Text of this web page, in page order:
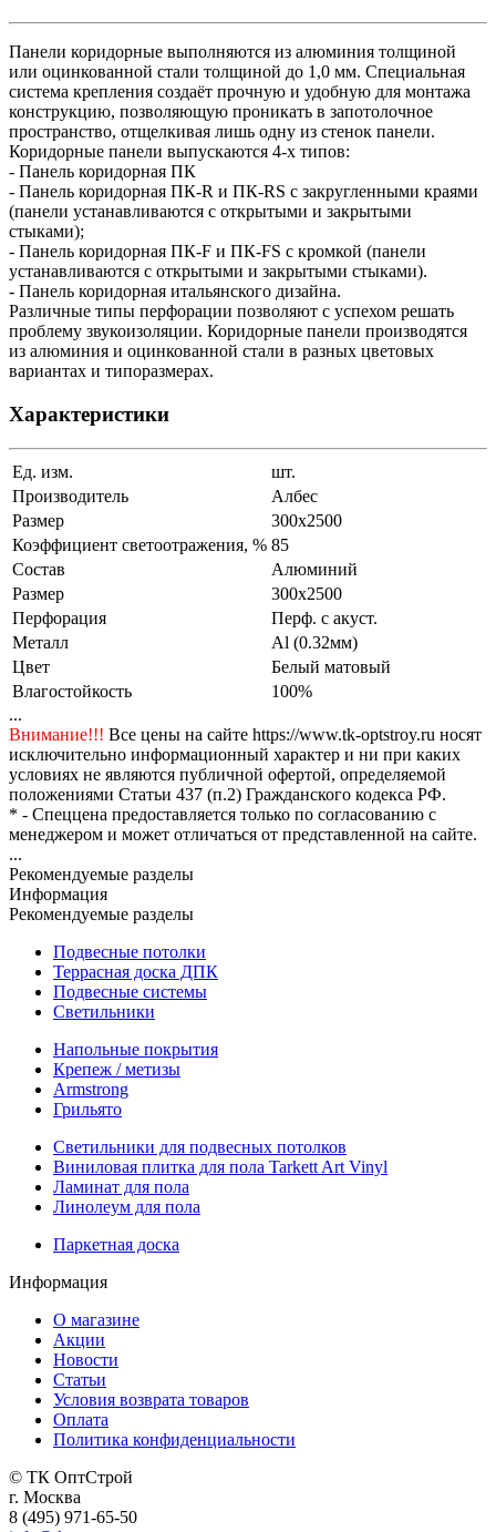
Панели коридорные выполняются из алюминия толщиной
или оцинкованной стали толщиной до 1,0 мм. Специальная
система крепления создаёт прочную и удобную для монтажа
конструкцию, позволяющую проникать в запотолочное
пространство, отщелкивая лишь одну из стенок панели.
Коридорные панели выпускаются 4-х типов:
- Панель коридорная ПК
- Панель коридорная ПК-R и ПК-RS с закругленными краями
(панели устанавливаются с открытыми и закрытыми
стыками);
- Панель коридорная ПК-F и ПК-FS с кромкой (панели
устанавливаются с открытыми и закрытыми стыками).
- Панель коридорная итальянского дизайна.
Различные типы перфорации позволяют с успехом решать
проблему звукоизоляции. Коридорные панели производятся
из алюминия и оцинкованной стали в разных цветовых
вариантах и типоразмерах.
Характеристики
Ед. изм.
шт.
Производитель
Албес
Размер
300x2500
Коэффициент светоотражения, % 85
Состав
Алюминий
Размер
300x2500
Перфорация
Перф. с акуст.
Металл
Al (0.32мм)
Цвет
Белый матовый
Влагостойкость
100%
...
Внимание!!! Все цены на сайте https://www.tk-optstroy.ru носят
исключительно информационный характер и ни при каких
условиях не являются публичной офертой, определяемой
положениями Статьи 437 (п.2) Гражданского кодекса РФ.
* - Спеццена предоставляется только по согласованию с
менеджером и может отличаться от представленной на сайте.
...
Рекомендуемые разделы
Информация
Рекомендуемые разделы
Подвесные потолки
Террасная доска ДПК
Подвесные системы
Светильники
Напольные покрытия
Крепеж / метизы
Armstrong
Грильято
Светильники для подвесных потолков
Виниловая плитка для пола Tarkett Art Vinyl
Ламинат для пола
Линолеум для пола
Паркетная доска
Информация
О магазине
Акции
Новости
Статьи
Условия возврата товаров
Оплата
Политика конфиденциальности
© ТК ОптСтрой
г. Москва
8 (495) 971-65-50